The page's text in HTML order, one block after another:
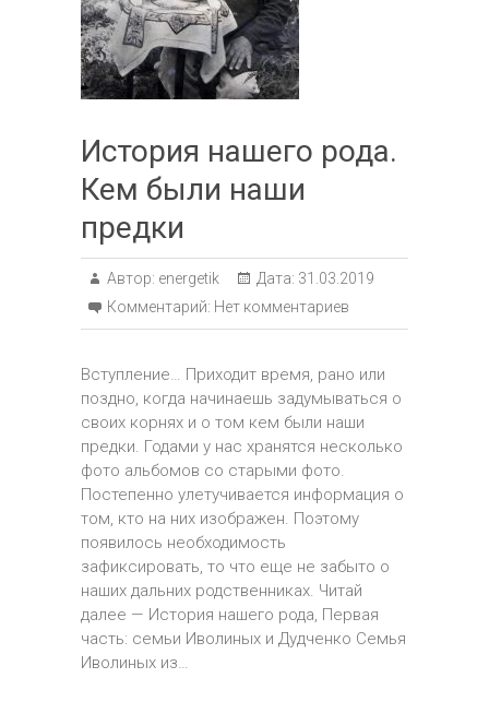
История нашего рода.
Кем были наши
предки
Автор: energetik Дата: 31.03.2019
Комментарий: Нет комментариев
Вступление… Приходит время, рано или
поздно, когда начинаешь задумываться о
своих корнях и о том кем были наши
предки. Годами у нас хранятся несколько
фото альбомов со старыми фото.
Постепенно улетучивается информация о
том, кто на них изображен. Поэтому
появилось необходимость
зафиксировать, то что еще не забыто о
наших дальних родственниках. Читай
далее — История нашего рода, Первая
часть: семьи Иволиных и Дудченко Семья
Иволиных из…